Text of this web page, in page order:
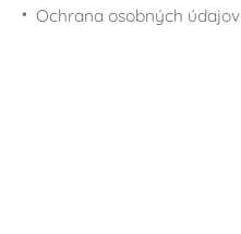
Ochrana osobných údajov